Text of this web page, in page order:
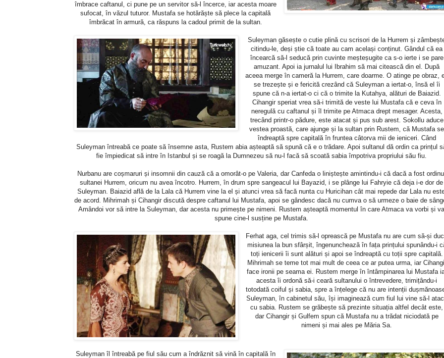
îmbrace caftanul, ci pune pe un servitor să-l încerce, iar acesta moare
sufocat, în văzul tuturor. Mustafa se hotărăște să plece la capitală
îmbrăcat în armură, ca răspuns la cadoul primit de la sultan.
Suleyman găsește o cutie plină cu scrisori de la Hurrem și
citindu-le, deși știe că toate au cam același conținut. Gândul că ea
încearcă să-l seducă prin cuvinte meșteșugite ca s-o ierte i se pare
amuzant. Apoi ia jurnalul lui Ibrahim să mai citească din el. După
aceea merge în cameră la Hurrem, care doarme. O atinge pe obraz,
se trezește și e fericită crezând că Suleyman a iertat-o, însă el îi
spune că n-a iertat-o ci că o trimite la Kutahya, alături de Baiazid.
Cihangir speriat vrea să-i trimită de veste lui Mustafa că e ceva în
neregulă cu caftanul și îl trimite pe Atmaca drept mesager. Acesta,
trecând printr-o pădure, este atacat și pus sub arest. Sokollu aduce
vestea proastă, care ajunge și la sultan prin Rustem, că Mustafa se
îndreaptă spre capitală în fruntea câtorva mii de ieniceri. Când
Suleyman întreabă ce poate să însemne asta, Rustem abia așteaptă să spună că e o trădare. Apoi sultanul dă ordin ca prințul
fie împiedicat să intre în Istanbul și se roagă la Dumnezeu să nu-l facă să scoată sabia împotriva propriului său fiu.
Nurbanu are coșmaruri și insomnii din cauză că a omorât-o pe Valeria, dar Canfeda o liniștește amintindu-i că dacă a fost
sultanei Hurrem, oricum nu avea încotro. Hurrem, în drum spre sangeacul lui Bayazid, i se plânge lui Fahryie că deja i-e dor de
Suleyman. Baiazid află de la Lala că Hurrem vine la el și atunci vrea să facă nunta cu Huricihan cât mai repede dar Lala nu
de acord. Mihrimah și Cihangir discută despre caftanul lui Mustafa, apoi se gândesc dacă nu cumva o să urmeze o baie de
Amândoi vor să intre la Suleyman, dar acesta nu primește pe nimeni. Rustem așteaptă momentul în care Atmaca va vorbi și va
spune cine-l susține pe Mustafa.
Ferhat aga, cel trimis să-l oprească pe Mustafa nu are cum să-și
misiunea la bun sfârșit, îngenunchează în fața prințului spunându-i
toți ienicerii îi sunt alături și apoi se îndreaptă cu toții spre capitală.
Mihrimah se teme tot mai mult de ceea ce ar putea urma, iar
face ironii pe seama ei. Rustem merge în întâmpinarea lui Mustafa
acesta îi ordonă să-i ceară sultanului o întrevedere, trimițându-i
totodată coiful și sabia, spre a înțelege că nu are intenții
Suleyman, în cabinetul său, își imaginează cum fiul lui vine să-l
cu sabia. Rustem se grăbește să prezinte situația altfel decât este,
dar Cihangir și Gulfem spun că Mustafa nu a trădat niciodată pe
nimeni și mai ales pe Măria Sa.
Suleyman îl întreabă pe fiul său cum a îndrăznit să vină în capitală în